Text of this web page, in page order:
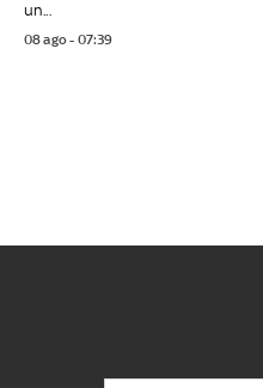
un...
08 ago - 07:39